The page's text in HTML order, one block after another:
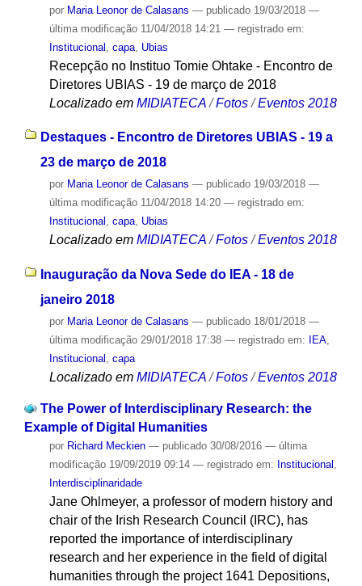
por Maria Leonor de Calasans — publicado19/03/2018 —
última modificação11/04/2018 14:21 — registrado em:
Institucional capa, Ubias
Recepção no Instituo Tomie Ohtake - Encontro de
Diretores UBIAS - 19 de março de 2018
Localizado em MIDIATECA /Fotos /Eventos 2018
Destaques - Encontro de Diretores UBIAS - 19 a
23 de março de 2018
por Maria Leonor de Calasans — publicado19/03/2018 —
última modificação11/04/2018 14:20 — registrado em:
Institucional , capa, Ubias
Localizado em MIDIATECA /Fotos /Eventos 2018
Inauguração da Nova Sede do IEA - 18 de
janeiro 2018
por Maria Leonor de Calasans — publicado18/01/2018 —
última modificação29/01/2018 17:38 — registrado em: IEA,
Institucional , capa
Localizado em MIDIATECA /Fotos /Eventos 2018
The Power of Interdisciplinary Research: the
Example of Digital Humanities
por Richard Meckien — publicado30/08/2016 — última
modificação19/09/2019 09:14 — registrado em: Institucional
Interdisciplinaridade
Jane Ohlmeyer, a professor of modern history and
chair of the Irish Research Council (IRC), has
reported the importance of interdisciplinary
research and her experience in the field of digital
humanities through the project 1641 Depositions,